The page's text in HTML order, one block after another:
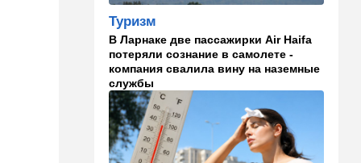
Иранский режим получил
удар по самолюбию -
публично, от женщин, из
Австралии
11:49 Общество
11 лет в бегах: в Бен-
Гурионе арестован педофил,
орудовавший в Хайфе,
Крайот и Кирьят-Шмоне
Туризм
В Ларнаке две пассажирки Air Haifa
потеряли сознание в самолете -
компания свалила вину на наземные
службы